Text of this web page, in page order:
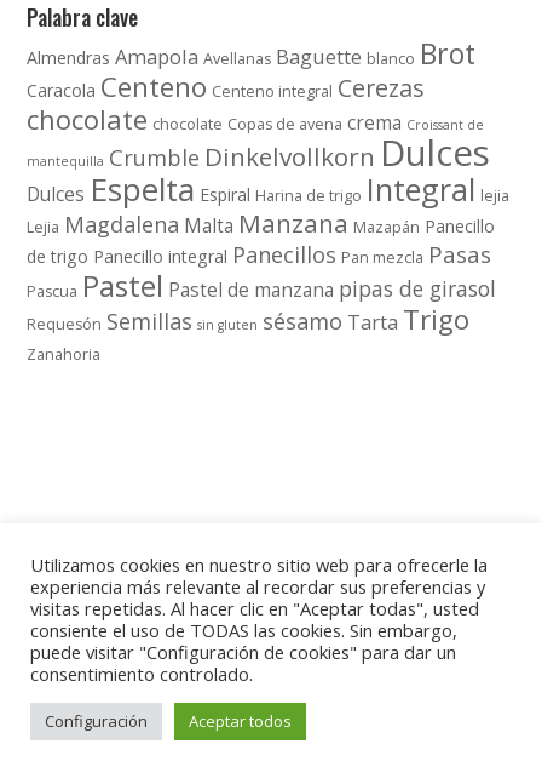
Palabra clave
Almendras Amapola Avellanas Baguette blanco Brot
Caracola Centeno Centeno integral Cerezas
chocolate chocolate Copas de avena crema Croissant de
mantequilla Crumble Dinkelvollkorn Dulces
Dulces Espelta Espiral Harina de trigo Integral lejia
Lejia Magdalena Malta Manzana Mazapán Panecillo
de trigo Panecillo integral Panecillos Pan mezcla Pasas
Pascua Pastel Pastel de manzana pipas de girasol
Requesón Semillas sin gluten sésamo Tarta Trigo
Zanahoria
POLÍTICA DE PRIVACIDAD
AVISO LEGAL
Cookies
Utilizamos cookies en nuestro sitio web para ofrecerle la
experiencia más relevante al recordar sus preferencias y
visitas repetidas. Al hacer clic en "Aceptar todas", usted
consiente el uso de TODAS las cookies. Sin embargo,
puede visitar "Configuración de cookies" para dar un
consentimiento controlado.
Configuración Aceptar todos